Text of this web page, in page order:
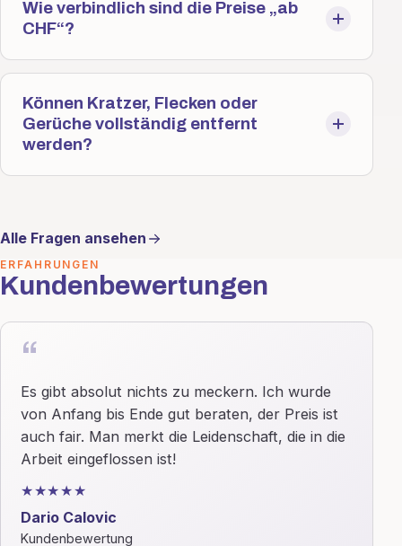
Wie verbindlich sind die Preise „ab
CHF“?
Können Kratzer, Flecken oder
Gerüche vollständig entfernt
werden?
Alle Fragen ansehen
ERFAHRUNGEN
Kundenbewertungen
“
Es gibt absolut nichts zu meckern. Ich wurde
von Anfang bis Ende gut beraten, der Preis ist
auch fair. Man merkt die Leidenschaft, die in die
Arbeit eingeflossen ist!
★★★★★
Dario Calovic
Kundenbewertung